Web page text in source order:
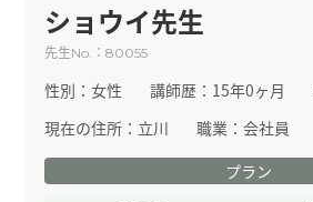
ショウイ先生
先生No. ：80055
性別：女性 講師歴： 15年0ヶ月
現在の住所： 立川 職業：会社員
プラン